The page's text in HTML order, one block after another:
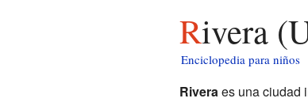
Rivera
Enciclopedia para niños
Riveraes una ciudad